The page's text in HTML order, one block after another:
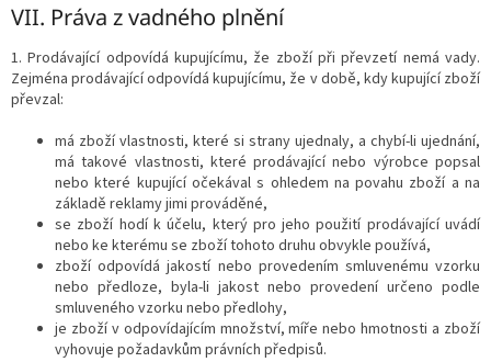
VII. Práva z vadného plnění
1. Prodávající odpovídá kupujícímu, že zboží při převzetí nemá vady.
Zejména prodávající odpovídá kupujícímu, že v době, kdy kupující zboží
převzal:
má zboží vlastnosti, které si strany ujednaly, a chybí-li ujednání,
má takové vlastnosti, které prodávající nebo výrobce popsal
nebo které kupující očekával s ohledem na povahu zboží a na
základě reklamy jimi prováděné,
se zboží hodí k účelu, který pro jeho použití prodávající uvádí
nebo ke kterému se zboží tohoto druhu obvykle používá,
zboží odpovídá jakostí nebo provedením smluvenému vzorku
nebo předloze, byla-li jakost nebo provedení určeno podle
smluveného vzorku nebo předlohy,
je zboží v odpovídajícím množství, míře nebo hmotnosti a zboží
vyhovuje požadavkům právních předpisů.